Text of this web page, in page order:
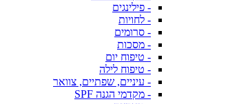
- פילינגים
- לחויות
- סרומים
- מסכות
- טיפוח יום
- טיפוח לילה
- עיניים, שפתיים, צוואר
- מקדמי הגנה SPF